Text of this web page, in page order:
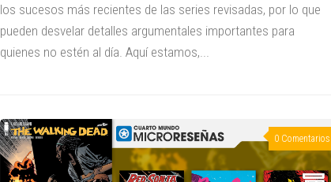
los sucesos más recientes de las series revisadas, por lo que
pueden desvelar detalles argumentales importantes para
quienes no estén al día. Aquí estamos,...
0 Comentarios